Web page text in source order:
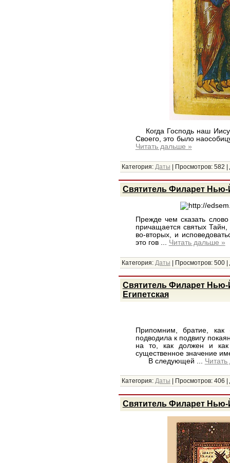
Когда Господь наш
Своего, это было
Читать дальше »
Категория: Даты | Просмотров: 582 |
Святитель Филарет Нью-
Прежде чем сказать
причащается святых
во-вторых, и
это гов
Читать дальше »
Категория: Даты | Просмотров: 500 |
Святитель Филарет Нью-
Египетская
Припомним, братие, как
подводила к подвигу
на то, как должен и
существенное значение
В следующей
Категория: Даты Просмотров: 406
Святитель Филарет Нью-